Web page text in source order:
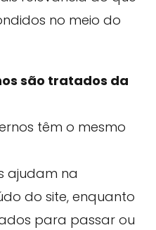
no meio do
são tratados da
têm o mesmo
ajudam na
do site, enquanto
para passar ou